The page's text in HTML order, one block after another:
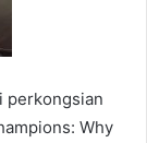
perkongsian
Why